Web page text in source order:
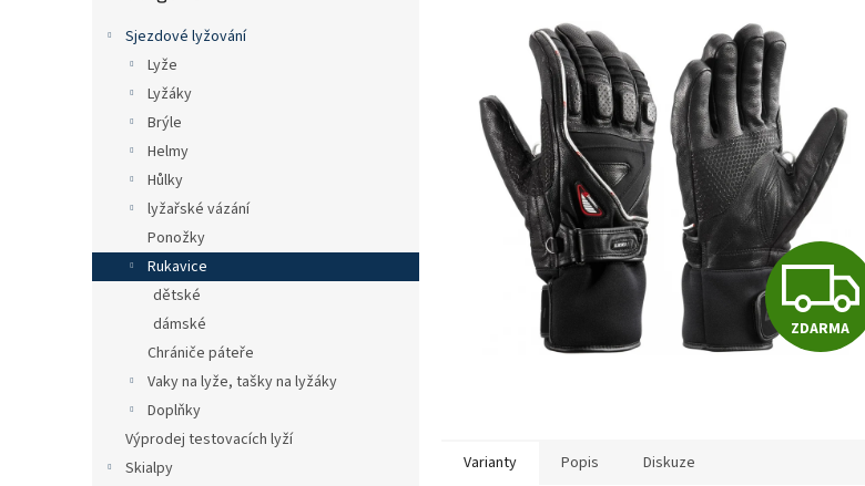
l
Sjezdové lyžování
Lyže
Lyžáky
Brýle
Helmy
Hůlky
lyžařské vázání
Ponožky
Rukavice
dětské
dámské
Chrániče páteře
Vaky na lyže, tašky na lyžáky
Doplňky
Výprodej testovacích lyží
Skialpy
hvězdiček.
ZDARMA
Varianty Popis Diskuze